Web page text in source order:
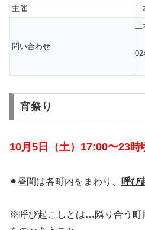
主催
二
問い合わせ
二
宵祭り
10月5日（土）17:00〜23時
⚫︎昼間は各町内をまわり、 呼び
※呼び起こしとは…隣り合う町